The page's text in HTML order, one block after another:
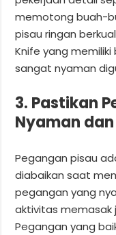
memotong buah-
pisau ringan
Knife yang
sangat nyaman
3. Pastikan
Nyaman
Pegangan pisau
diabaikan saat
pegangan yang
aktivitas memasak
Pegangan yang